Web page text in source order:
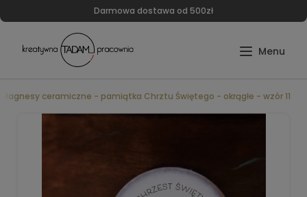
Darmowa dostawa od 500zł
Magnesy ceramiczne - pamiątka Chrztu Świętego - okrągłe - wzór 11